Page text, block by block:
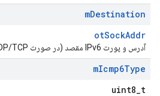
mDestination
otSockAddr
آدرس و پورت IPv6 مقصد (در صورت UDP/TCP).
mIcmp6Type
uint8_t